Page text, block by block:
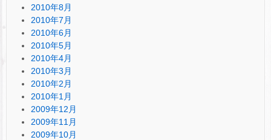
2010年8月
2010年7月
2010年6月
2010年5月
2010年4月
2010年3月
2010年2月
2010年1月
2009年12月
2009年11月
2009年10月